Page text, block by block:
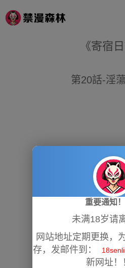
《寄宿日
第20話-淫
重要通知！
未满18岁请
网站地址定期更换，
存，发邮件到：
新网址！